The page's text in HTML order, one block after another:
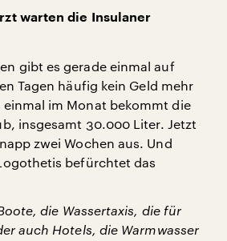
warten die Insulaner
gibt es gerade einmal auf
Tagen häufig kein Geld mehr
im Monat bekommt die
insgesamt 30.000 Liter. Jetzt
zwei Wochen aus. Und
befürchtet das
die Wassertaxis, die für
auch Hotels, die Warmwasser